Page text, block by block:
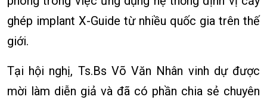
ghép implant X-Guide từ nhiều quốc gia trên thế
giới.
Tại hội nghị, Ts.Bs Võ Văn Nhân vinh dự được
mời làm diễn giả và đã có phần chia sẻ chuyên